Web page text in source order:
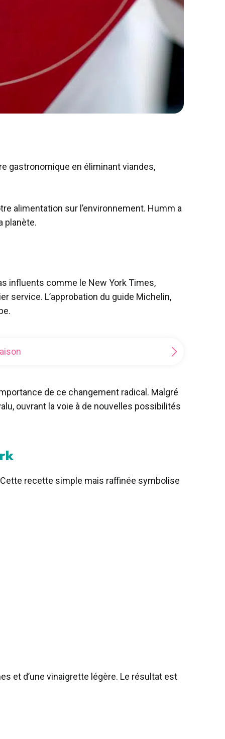
gastronomique en éliminant viandes,
alimentation sur l’environnement. Humm a
planète.
influents comme le New York Times,
service. L’approbation du guide Michelin,
de ce changement radical. Malgré
ouvrant la voie à de nouvelles possibilités
recette simple mais raffinée symbolise
et d’une vinaigrette légère. Le résultat est